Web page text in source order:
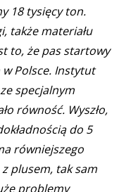
18 tysięcy ton.
także materiału
to, że pas startowy
Polsce. Instytut
specjalnym
równość. Wyszło,
do 5
równiejszego
z plusem, tak sam
problemy